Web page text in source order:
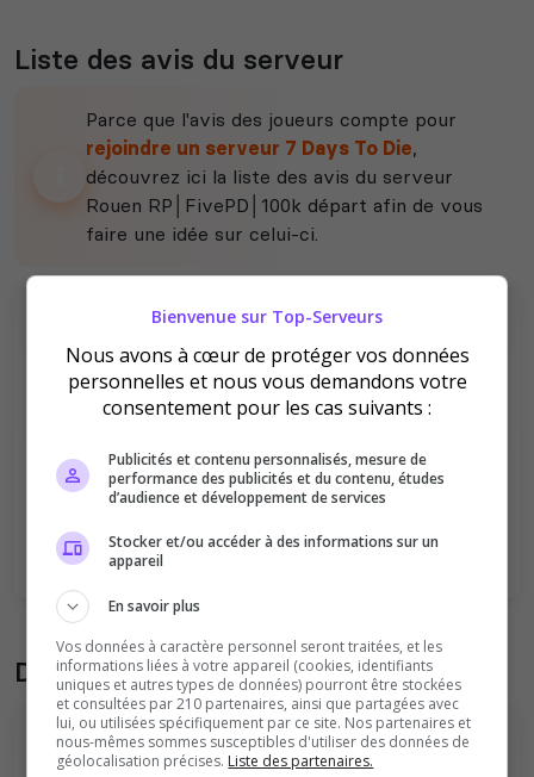
Liste des avis du serveur
Parce que l'avis des joueurs compte pour
rejoindre un serveur 7 Days To Die,
découvrez ici la liste des avis du serveur
Rouen RP│FivePD│100k départ afin de vous
faire une idée sur celui-ci.
Il n'y a pas encore d'avis sur ce serveur.
Qualité
Staff du serveur
Donner son avis sur le serveur
Bienvenue sur Top-Serveurs
Nous avons à cœur de protéger vos données
personnelles et nous vous demandons votre
consentement pour les cas suivants :
Publicités et contenu personnalisés, mesure de
performance des publicités et du contenu, études
d’audience et développement de services
Stocker et/ou accéder à des informations sur un
appareil
En savoir plus
Vos données à caractère personnel seront traitées, et les
informations liées à votre appareil (cookies, identifiants
uniques et autres types de données) pourront être stockées
et consultées par 210 partenaires, ainsi que partagées avec
lui, ou utilisées spécifiquement par ce site. Nos partenaires et
nous-mêmes sommes susceptibles d'utiliser des données de
géolocalisation précises. Liste des partenaires.